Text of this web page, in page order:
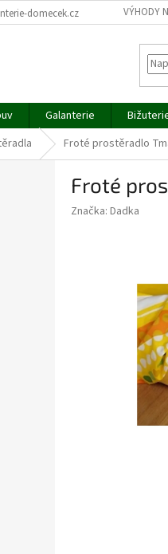
domecek.cz VÝHODY
Galanterie
Froté prostěradlo
Froté
Značka: Dadka